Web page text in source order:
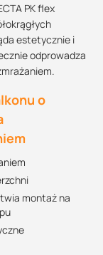
PK flex
estetycznie i
odprowadza
o
montaż na